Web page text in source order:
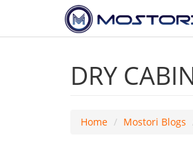
DRY
Home Mostori Blogs